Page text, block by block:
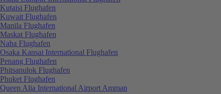
Kutaisi Flughafen
Kuwait Flughafen
Manila Flughafen
Maskat Flughafen
Naha Flughafen
Osaka Kansai International Flughafen
Penang Flughafen
Phitsanulok Flughafen
Phuket Flughafen
Queen Alia International Airport Amman